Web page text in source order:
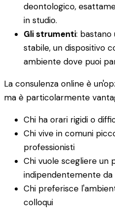
deontologico,
in studio.
Gli strumenti: bastano
stabile, un dispositivo
ambiente dove puoi
La consulenza online è
ma è particolarmente
Chi ha orari rigidi o
Chi vive in comuni
professionisti
Chi vuole scegliere un
indipendentemente da
Chi preferisce
colloqui